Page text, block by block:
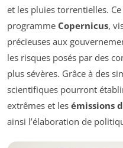
et les pluies torrentielles.
programme Copernicus,
précieuses aux
les risques posés par des
plus sévères. Grâce à des
scientifiques pourront
extrêmes et les émissions
ainsi l’élaboration de